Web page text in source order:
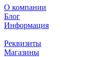
О компании
Блог
Информация
Реквизиты
Магазины